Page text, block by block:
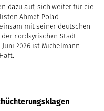
dazu auf, sich weiter für die
Ahmet Polad
mit seiner deutschen
nordsyrischen Stadt
2026 ist Michelmann